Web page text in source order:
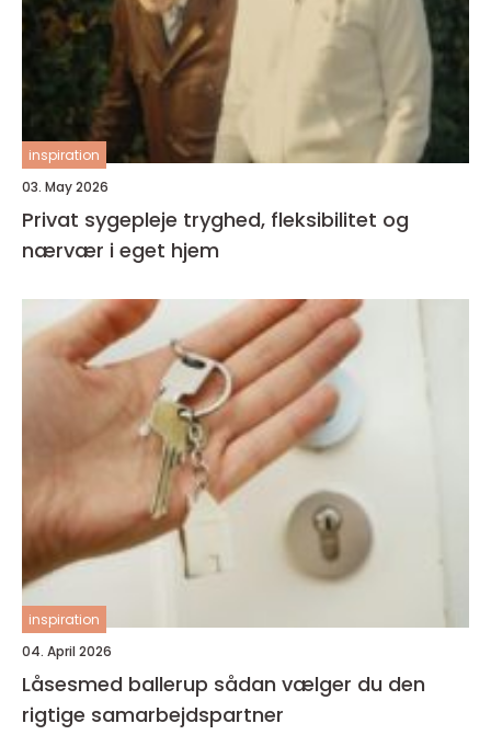
inspiration
03. May 2026
Privat sygepleje tryghed, fleksibilitet og
nærvær i eget hjem
inspiration
04. April 2026
Låsesmed ballerup sådan vælger du den
rigtige samarbejdspartner